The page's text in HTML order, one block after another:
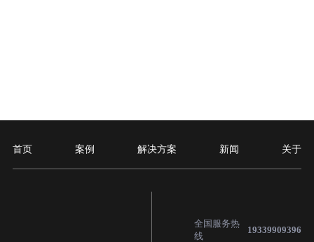
首页 案例 解决方案 新闻 关于
全国服务热
线
19339909396